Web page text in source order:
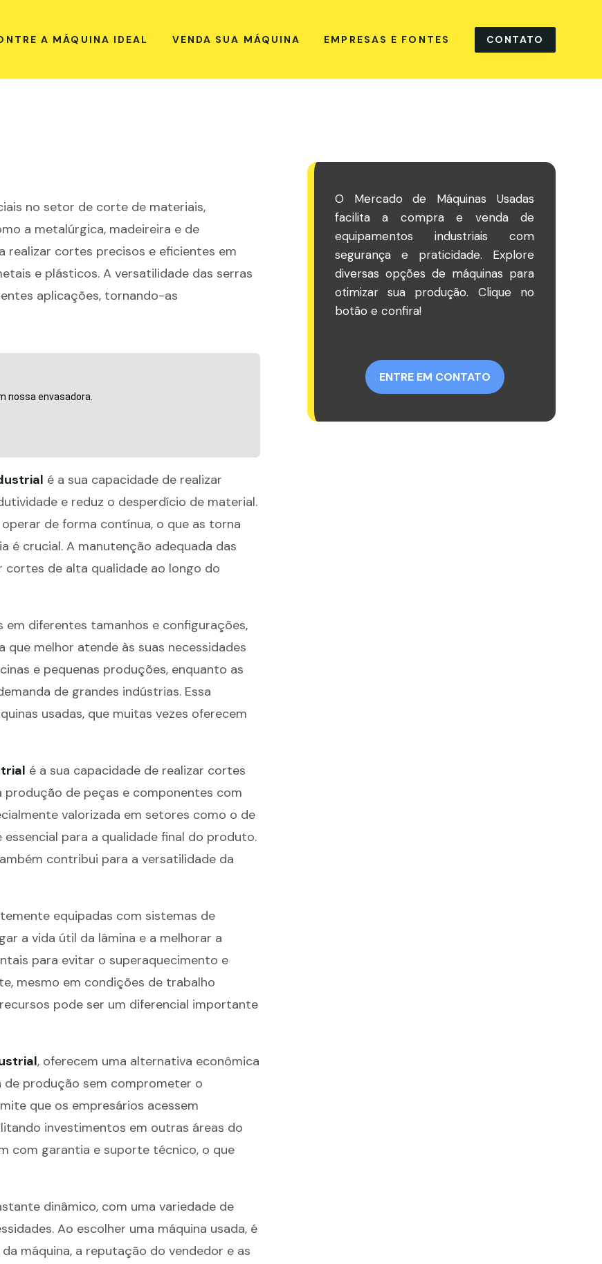
A MÁQUINA IDEAL VENDA SUA MÁQUINA EMPRESAS E FONTES CONTATO
no setor de corte de materiais,
a metalúrgica, madeireira e de
realizar cortes precisos e eficientes em
e plásticos. A versatilidade das serras
aplicações, tornando-as
nossa envasadora.
é a sua capacidade de realizar
e reduz o desperdício de material.
de forma contínua, o que as torna
é crucial. A manutenção adequada das
de alta qualidade ao longo do
em diferentes tamanhos e configurações,
melhor atende às suas necessidades
e pequenas produções, enquanto as
de grandes indústrias. Essa
usadas, que muitas vezes oferecem
é a sua capacidade de realizar cortes
produção de peças e componentes com
valorizada em setores como o de
para a qualidade final do produto.
contribui para a versatilidade da
equipadas com sistemas de
a vida útil da lâmina e a melhorar a
para evitar o superaquecimento e
mesmo em condições de trabalho
pode ser um diferencial importante
, oferecem uma alternativa econômica
de produção sem comprometer o
que os empresários acessem
investimentos em outras áreas do
com garantia e suporte técnico, o que
dinâmico, com uma variedade de
Ao escolher uma máquina usada, é
máquina, a reputação do vendedor e as
O Mercado de Máquinas Usadas
facilita a compra e venda de
equipamentos industriais com
segurança e praticidade. Explore
diversas opções de máquinas para
otimizar sua produção. Clique no
botão e confira!
ENTRE EM CONTATO